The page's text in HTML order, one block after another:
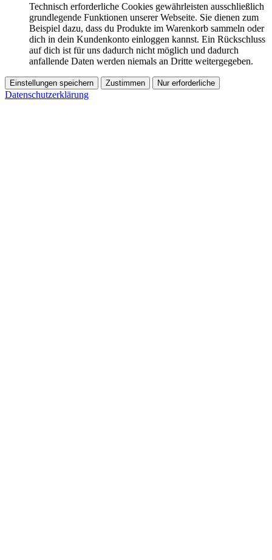
Technisch erforderliche Cookies gewährleisten ausschließlich
grundlegende Funktionen unserer Webseite. Sie dienen zum
Beispiel dazu, dass du Produkte im Warenkorb sammeln oder
dich in dein Kundenkonto einloggen kannst. Ein Rückschluss
auf dich ist für uns dadurch nicht möglich und dadurch
anfallende Daten werden niemals an Dritte weitergegeben.
Einstellungen speichern Zustimmen Nur erforderliche
Datenschutzerklärung